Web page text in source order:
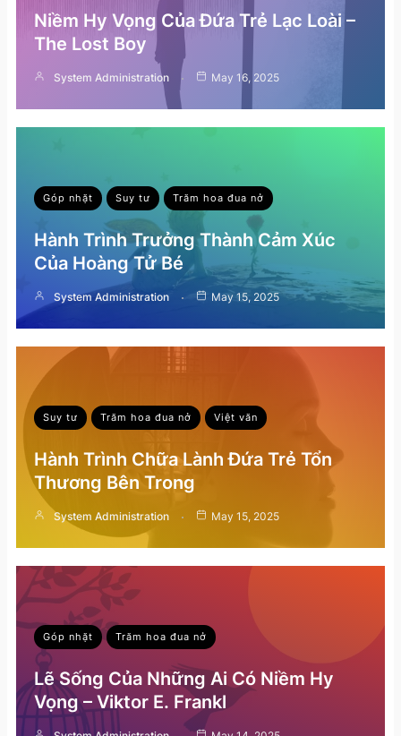
Niềm Hy Vọng Của Đứa Trẻ Lạc Loài –
The Lost Boy
System Administration May 16, 2025
Góp nhặt Suy tư Trăm hoa đua nở
Hành Trình Trưởng Thành Cảm Xúc
Của Hoàng Tử Bé
System Administration May 15, 2025
Suy tư Trăm hoa đua nở Việt văn
Hành Trình Chữa Lành Đứa Trẻ Tổn
Thương Bên Trong
System Administration May 15, 2025
Góp nhặt Trăm hoa đua nở
Lẽ Sống Của Những Ai Có Niềm Hy
Vọng – Viktor E. Frankl